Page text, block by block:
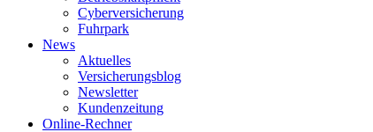
Cyberversicherung
Fuhrpark
News
Aktuelles
Versicherungsblog
Newsletter
Kundenzeitung
Online-Rechner